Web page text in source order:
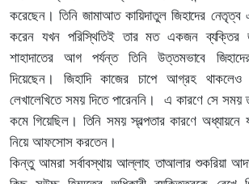
করেছেন। তিনি জামাআত কায়িদাতুল জিহাদের
করেন যখন পরিস্থিতিই তার মত একজন ব্যক্তির
শাহাদাতের আগ পর্যন্ত তিনি উত্তমভাবে
দিয়েছেন। জিহাদি কাজের চাপে আগ্রহ
লেখালেখিতে সময় দিতে পারেননি। এ কারণে সে
কমে গিয়েছিল। তিনি সময় স্বল্পতার কারণে অধ্যায়নে
নিয়ে আফসোস করতেন।
কিন্তু আমরা সর্বাবস্থায় আল্লাহ তাআলার শুকরিয়া